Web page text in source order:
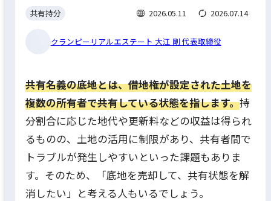
共有持分 2026.05.11 2026.07.14
クランピーリアルエステート 大江 剛 代表取締役
共有名義の底地とは、借地権が設定された土地を
複数の所有者で共有している状態を指します。持
分割合に応じた地代や更新料などの収益は得られ
るものの、 土地の活用に制限があり、共有者間で
トラブルが発生しやすい といった課題もありま
す。そのため、「底地を売却して、共有状態を解
消したい」と考える人もいるでしょう。